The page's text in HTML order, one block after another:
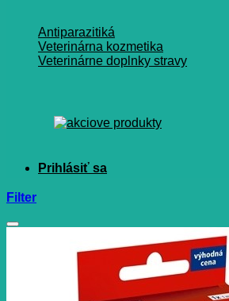
Antiparazitiká
Veterinárna kozmetika
Veterinárne doplnky stravy
Filter